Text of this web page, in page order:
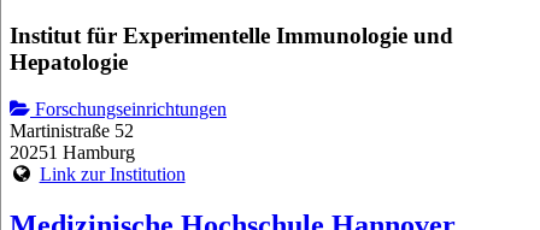
Institut für Experimentelle Immunologie und
Hepatologie
Forschungseinrichtungen
Martinistraße 52
20251 Hamburg
Link zur Institution